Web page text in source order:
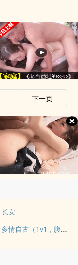
下一页
长安
多情自古（1v1，腹黑内侍&amp;amp;咸鱼皇后）